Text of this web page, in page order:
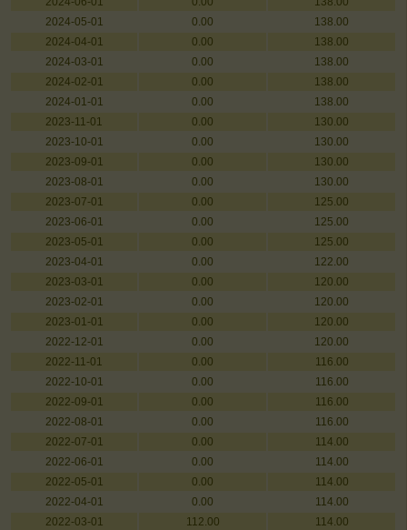
2024-05-01
0.00
138.00
2024-04-01
0.00
138.00
2024-03-01
0.00
138.00
2024-02-01
0.00
138.00
2024-01-01
0.00
138.00
2023-11-01
0.00
130.00
2023-10-01
0.00
130.00
2023-09-01
0.00
130.00
2023-08-01
0.00
130.00
2023-07-01
0.00
125.00
2023-06-01
0.00
125.00
2023-05-01
0.00
125.00
2023-04-01
0.00
122.00
2023-03-01
0.00
120.00
2023-02-01
0.00
120.00
2023-01-01
0.00
120.00
2022-12-01
0.00
120.00
2022-11-01
0.00
116.00
2022-10-01
0.00
116.00
2022-09-01
0.00
116.00
2022-08-01
0.00
116.00
2022-07-01
0.00
114.00
2022-06-01
0.00
114.00
2022-05-01
0.00
114.00
2022-04-01
0.00
114.00
2022-03-01
112.00
114.00